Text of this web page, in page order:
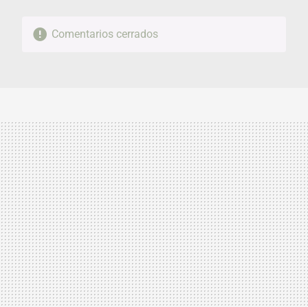
Comentarios cerrados